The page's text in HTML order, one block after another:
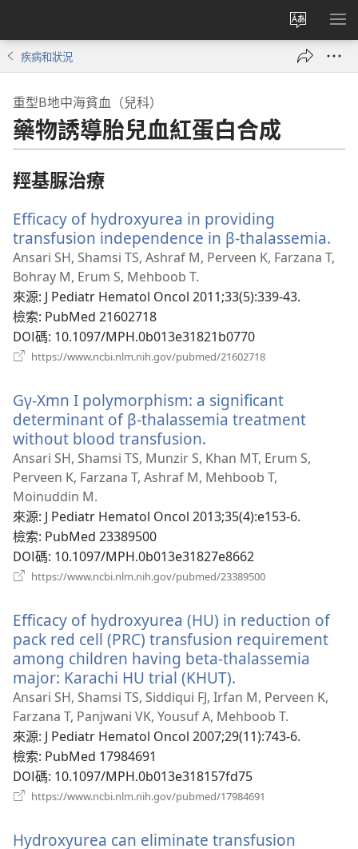
更
改
網
顯
疾病和狀況
重型Β地中海貧血（兒科）
藥物誘導胎兒血紅蛋白合成
羥基脲治療
Efficacy of hydroxyurea in providing
transfusion independence in β-thalassemia.
啟
Ansari SH, Shamsi TS, Ashraf M, Perveen K, Farzana T,
Bohray M, Erum S, Mehboob T.
來源‎: J Pediatr Hematol Oncol 2011;33(5):339-43.
檢索‎: PubMed 21602718
DOI碼‎: 10.1097/MPH.0b013e31821b0770
https://www.ncbi.nlm.nih.gov/pubmed/21602718
視
窗）
Gγ-Xmn I polymorphism: a significant
determinant of β-thalassemia treatment
without blood transfusion.
啟
新
窗）
Ansari SH, Shamsi TS, Munzir S, Khan MT, Erum S,
Perveen K, Farzana T, Ashraf M, Mehboob T,
Moinuddin M.
來源‎: J Pediatr Hematol Oncol 2013;35(4):e153-6.
檢索‎: PubMed 23389500
DOI碼‎: 10.1097/MPH.0b013e31827e8662
https://www.ncbi.nlm.nih.gov/pubmed/23389500
視
窗）
Efficacy of hydroxyurea (HU) in reduction of
pack red cell (PRC) transfusion requirement
among children having beta-thalassemia
major: Karachi HU trial (KHUT).
啟
新
視
Ansari SH, Shamsi TS, Siddiqui FJ, Irfan M, Perveen K,
Farzana T, Panjwani VK, Yousuf A, Mehboob T.
來源‎: J Pediatr Hematol Oncol 2007;29(11):743-6.
檢索‎: PubMed 17984691
DOI碼‎: 10.1097/MPH.0b013e318157fd75
https://www.ncbi.nlm.nih.gov/pubmed/17984691
視
Hydroxyurea can eliminate transfusion